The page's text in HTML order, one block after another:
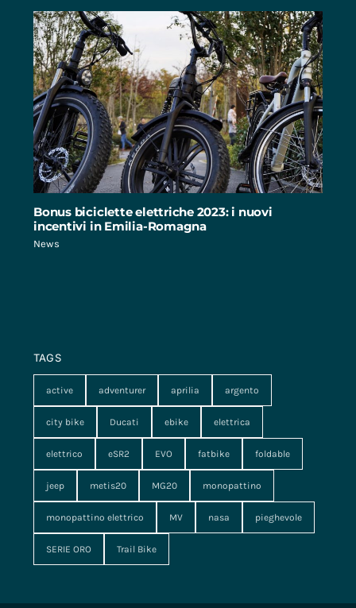
Bonus biciclette elettriche 2023: i nuovi
incentivi in Emilia-Romagna
News
TAGS
active adventurer aprilia argento
city bike Ducati ebike elettrica
elettrico eSR2 EVO fatbike foldable
jeep metis20 MG20 monopattino
monopattino elettrico MV nasa pieghevole
SERIE ORO Trail Bike